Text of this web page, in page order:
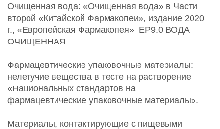
Очищенная вода: «Очищенная вода» в Части
второй «Китайской Фармакопеи», издание 2020
г., «Европейская Фармакопея» EP9.0 ВОДА
ОЧИЩЕННАЯ
Фармацевтические упаковочные материалы:
нелетучие вещества в тесте на растворение
«Национальных стандартов на
фармацевтические упаковочные материалы».
Материалы, контактирующие с пищевыми